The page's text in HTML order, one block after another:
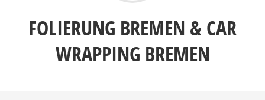
FOLIERUNG BREMEN & CAR
WRAPPING BREMEN